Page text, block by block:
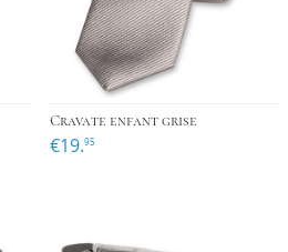
Cravate enfant grise
€19.95